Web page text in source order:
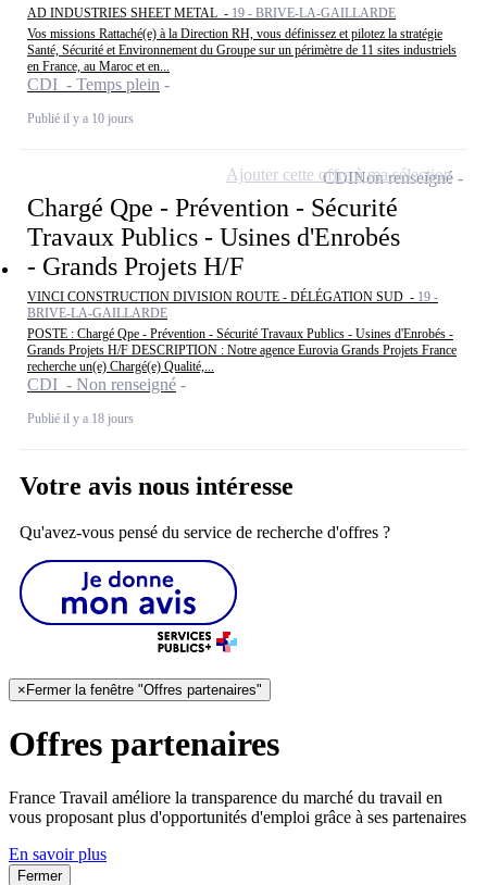
AD INDUSTRIES SHEET METAL - 19 - BRIVE-LA-GAILLARDE
Vos missions Rattaché(e) à la Direction RH, vous définissez et pilotez la stratégie
Santé, Sécurité et Environnement du Groupe sur un périmètre de 11 sites industriels
en France, au Maroc et en...
CDI - Temps plein
Publié il y a 10 jours
Chargé Qpe - Prévention - Sécurité
Travaux Publics - Usines d'Enrobés
- Grands Projets H/F
VINCI CONSTRUCTION DIVISION ROUTE - DÉLÉGATION SUD - 19 -
BRIVE-LA-GAILLARDE
POSTE : Chargé Qpe - Prévention - Sécurité Travaux Publics - Usines d'Enrobés -
Grands Projets H/F DESCRIPTION : Notre agence Eurovia Grands Projets France
recherche un(e) Chargé(e) Qualité,...
CDI - Non renseigné
Publié il y a 18 jours
CDINon renseigné
Ajouter cette offre à ma sélection
Votre avis nous intéresse
Qu'avez-vous pensé du service de recherche d'offres ?
× Fermer la fenêtre "Offres partenaires"
Offres partenaires
France Travail améliore la transparence du marché du travail en
vous proposant plus d'opportunités d'emploi grâce à ses partenaires
En savoir plus
Fermer